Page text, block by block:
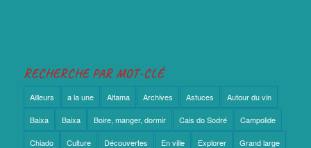
RECHERCHE PAR MOT-CLÉ
Ailleurs a la une Alfama Archives Astuces Autour du vin
Baixa Baixa Boire, manger, dormir Cais do Sodré Campolide
Chiado Culture Découvertes En ville Explorer Grand large